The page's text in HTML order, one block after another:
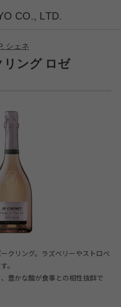
シェネ
リング ロゼ
クリング。ラズベリーやストロベ
。
豊かな酸が食事との相性抜群で